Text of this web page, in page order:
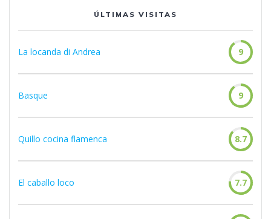
ÚLTIMAS VISITAS
La locanda di Andrea 9
Basque 9
Quillo cocina flamenca 8.7
El caballo loco 7.7